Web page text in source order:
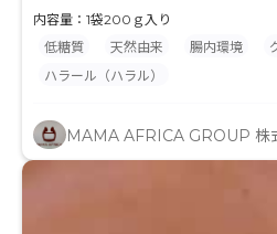
ォニオはまずグルテンフリー
ーやダイエット 中の人、また
ます。また栄養価が高いだけ
系の病気、泌尿器系の病気な
すことの できない食材となり
内容量：1袋200ｇ入り
低糖質
天然由来 腸内環境
ハラール（ハラル）
MAMA AFRICA GROUP 株